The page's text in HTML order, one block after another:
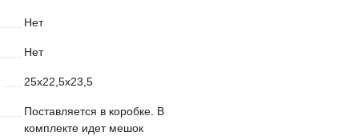
Нет
Нет
25х22,5х23,5
Поставляется в коробке. В
комплекте идет мешок